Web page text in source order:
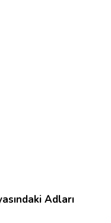
Adları